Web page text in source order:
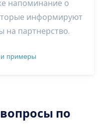
напоминание о
информируют
на партнерство.
примеры
по